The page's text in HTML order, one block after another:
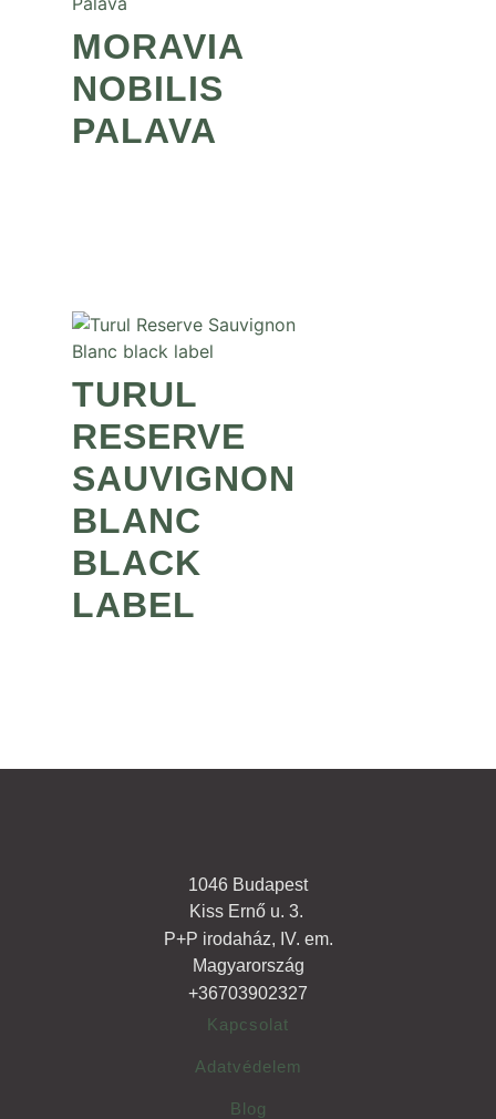
MORAVIA
NOBILIS
PALAVA
TURUL
RESERVE
SAUVIGNON
BLANC
BLACK
LABEL
1046 Budapest
Kiss Ernő u. 3.
P+P irodaház, IV. em.
Magyarország
+36703902327
Kapcsolat
Adatvédelem
Blog